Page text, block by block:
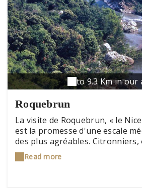
to 9.3 Km in our
Roquebrun
La visite de Roquebrun, « le
est la promesse d'une escale
des plus agréables.
agrumes en tous genres s'y
merveille, aux côtés des
Read more